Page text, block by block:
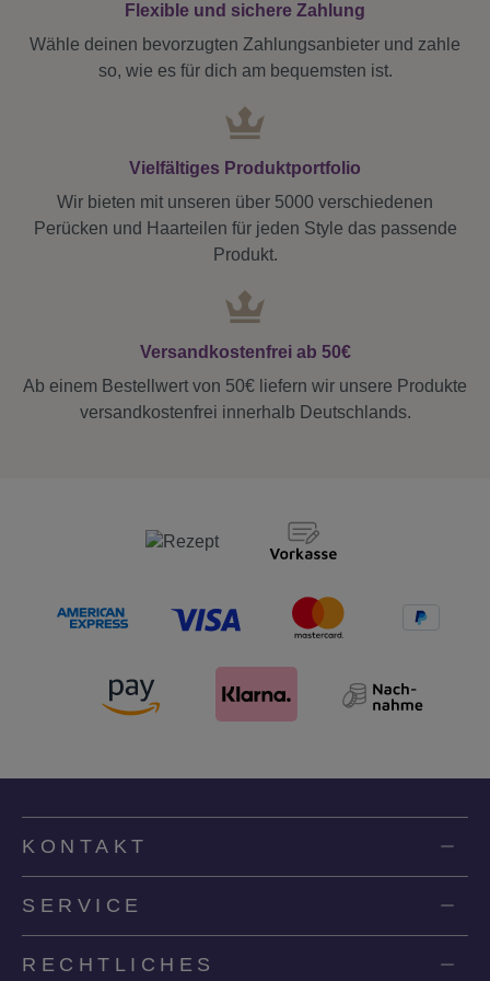
Flexible und sichere Zahlung
Wähle deinen bevorzugten Zahlungsanbieter und zahle
so, wie es für dich am bequemsten ist.
Vielfältiges Produktportfolio
Wir bieten mit unseren über 5000 verschiedenen
Perücken und Haarteilen für jeden Style das passende
Produkt.
Versandkostenfrei ab 50€
Ab einem Bestellwert von 50€ liefern wir unsere Produkte
versandkostenfrei innerhalb Deutschlands.
KONTAKT
SERVICE
RECHTLICHES